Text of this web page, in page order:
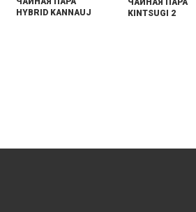
HYBRID KANNAUJ
ЧАЙНАЯ ПАРА
KINTSUGI 2